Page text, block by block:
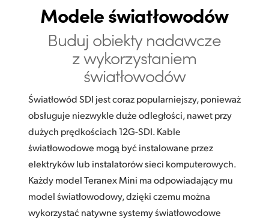
Modele światłowodów
Buduj obiekty nadawcze
z wykorzystaniem
światłowodów
Światłowód SDI jest coraz popularniejszy, ponieważ
obsługuje niezwykle duże odległości, nawet przy
dużych prędkościach 12G-SDI. Kable
światłowodowe mogą być instalowane przez
elektryków lub instalatorów sieci komputerowych.
Każdy model Teranex Mini ma odpowiadający mu
model światłowodowy, dzięki czemu można
wykorzystać natywne systemy światłowodowe